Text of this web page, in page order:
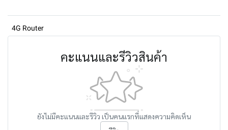
4G Router
คะแนนและรีวิวสินค้า
ยังไม่มีคะแนนและรีวิว เป็นคนแรกที่แสดงความคิดเห็น